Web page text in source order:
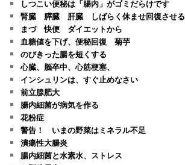
しつこい便秘は「腸内」がゴミだらけです
腎臓 膵臓 肝臓 しばらく休ませ回復させる
まづ 快便 ダイエットから
血糖値を下げ、便秘回復 菊芋
のびきった腸を短くする
心臓、脳卒中、心筋梗塞、
インシュリンは、すぐ止めなさい
前立腺肥大
腸内細菌が病気を作る
花粉症
警告！ いまの野菜はミネラル不足
潰瘍性大腸炎
腸内細菌と水素水、ストレス